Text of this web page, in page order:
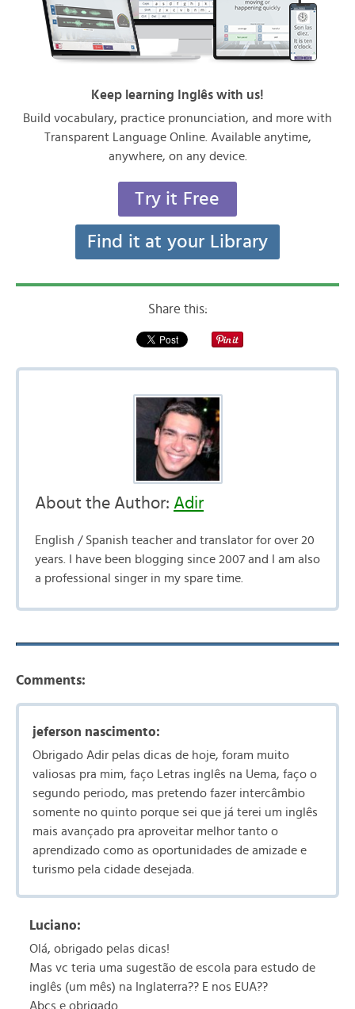
Keep learning Inglês with us!
Build vocabulary, practice pronunciation, and more with
Transparent Language Online. Available anytime,
anywhere, on any device.
Try it Free
Find it at your Library
Share this:
About the Author: Adir
English / Spanish teacher and translator for over 20
years. I have been blogging since 2007 and I am also
a professional singer in my spare time.
Comments:
jeferson nascimento:
Obrigado Adir pelas dicas de hoje, foram muito
valiosas pra mim, faço Letras inglês na Uema, faço o
segundo periodo, mas pretendo fazer intercâmbio
somente no quinto porque sei que já terei um inglês
mais avançado pra aproveitar melhor tanto o
aprendizado como as oportunidades de amizade e
turismo pela cidade desejada.
Luciano:
Olá, obrigado pelas dicas!
Mas vc teria uma sugestão de escola para estudo de
inglês (um mês) na Inglaterra?? E nos EUA??
Abçs e obrigado.